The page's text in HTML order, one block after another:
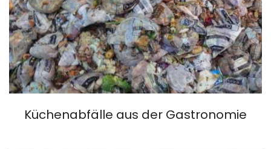
Küchenabfälle aus der Gastronomie